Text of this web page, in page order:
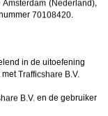
enkele tips:
apparaat . Voorbeelden van
tot specifieke websites en
programma’s standaard al
wordt dat deze
kunnen daar steeds
Je kunt jouw
ook voor jou mogelijk
,
.
in de uitoefening
met
en de gebruiker